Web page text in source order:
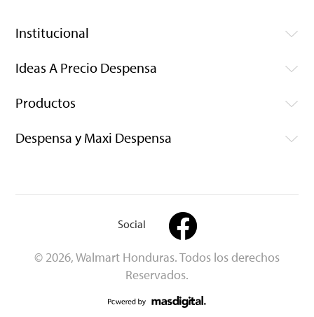
Institucional
Ideas A Precio Despensa
Productos
Despensa y Maxi Despensa
Social
© 2026, Walmart Honduras. Todos los derechos
Reservados.